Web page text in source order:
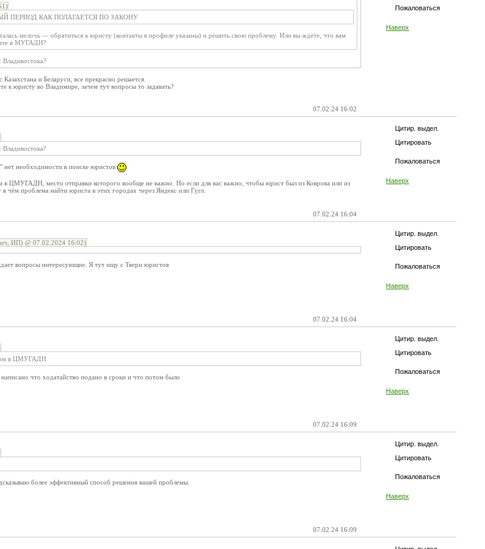
Пожаловаться
Наверх
ПЕРИОД КАК ПОЛАГАЕТСЯ ПО ЗАКОНУ
мелочь — обратиться к юристу (контакты в профиле указаны) и решить свою проблему. Или вы ждёте, что вам
в МУГАДН?
и Беларуси, все прекрасно решается.
к юристу во Владимире, зачем тут вопросы то задавать?
07.02.24 16:02
Цитир. выдел.
Цитировать
Пожаловаться
Наверх
необходимости в поиске юристов
в ЦМУГАДН, место отправки которого вообще не важно. Но если для вас важно, чтобы юрист был из Коврова или из
чём проблема найти юриста в этих городах через Яндекс или Гугл.
07.02.24 16:04
Цитир. выдел.
Цитировать
Пожаловаться
Наверх
ИП) @ 07.02.2024 16:02)
вопросы интересующие. Я тут ищу с Твери юристов
07.02.24 16:04
Цитир. выдел.
Цитировать
Пожаловаться
Наверх
в ЦМУГАДН
что ходатайство подано в сроки и что потом было
07.02.24 16:09
Цитир. выдел.
Цитировать
Пожаловаться
Наверх
более эффективный способ решения вашей проблемы.
07.02.24 16:09